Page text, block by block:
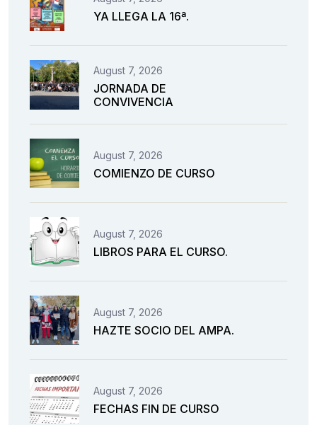
YA LLEGA LA 16ª.
August 7, 2026
JORNADA DE
CONVIVENCIA
August 7, 2026
COMIENZO DE CURSO
August 7, 2026
LIBROS PARA EL CURSO.
August 7, 2026
HAZTE SOCIO DEL AMPA.
August 7, 2026
FECHAS FIN DE CURSO